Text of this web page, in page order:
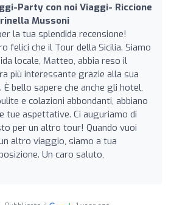
Party con noi Viaggi- Riccione
Mussoni
la tua splendida recensione!
felici che il Tour della Sicilia. Siamo
locale, Matteo, abbia reso il
più interessante grazie alla sua
È bello sapere che anche gli hotel,
e colazioni abbondanti, abbiano
tue aspettative. Ci auguriamo di
per un altro tour! Quando vuoi
altro viaggio, siamo a tua
Un caro saluto,